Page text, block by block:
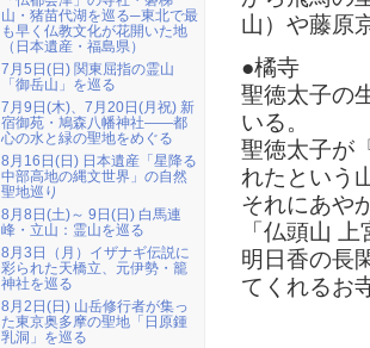
山）や藤原
●橘寺
聖徳太子の
いる。
聖徳太子が
れたという
それにあや
「仏頭山
明日香の長
てくれるお
山・猪苗代湖を巡る─東北で最
も早く仏教文化が花開いた地
（日本遺産・福島県）
7月5日(日) 関東屈指の霊山
「御岳山」を巡る
7月9日(木)、7月20日(月祝) 新
宿御苑・鳩森八幡神社――都
心の水と緑の聖地をめぐる
8月16日(日) 日本遺産「星降る
中部高地の縄文世界」の自然
聖地巡り
8月8日(土)～ 9日(日) 白馬連
峰・立山：霊山を巡る
8月3日（月）イザナギ伝説に
彩られた天橋立、元伊勢・籠
神社を巡る
8月2日(日) 山岳修行者が集っ
た東京奥多摩の聖地「日原鍾
乳洞」を巡る